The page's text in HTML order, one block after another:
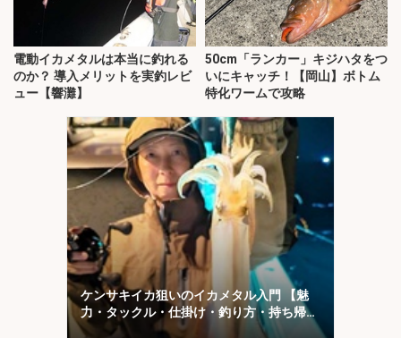
電動イカメタルは本当に釣れる
のか？ 導入メリットを実釣レビ
ュー【響灘】
50cm「ランカー」キジハタをつ
いにキャッチ！【岡山】ボトム
特化ワームで攻略
ケンサキイカ狙いのイカメタル入門 【魅
力・タックル・仕掛け・釣り方・持ち帰り
方を解説】